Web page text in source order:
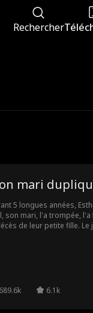
Rechercher
mari
5 longues années,
son mari, l'a trompée,
de leur petite fille.
qu'il était au début de
plus en rien au
envahie par le doute.
689.6k 6.1k